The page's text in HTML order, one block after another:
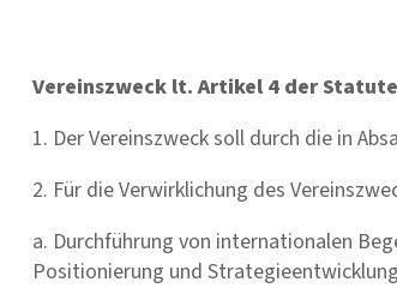
Vereinszweck lt. Artikel 4 der
1. Der Vereinszweck soll durch die in
2. Für die Verwirklichung des
a. Durchführung von internationalen
Positionierung und